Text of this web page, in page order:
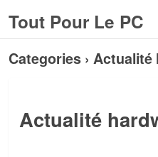
Tout Pour Le PC
Categories › Actualité
Actualité